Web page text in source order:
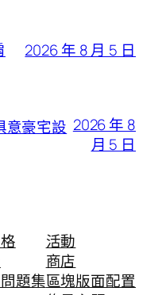
2026 年 8 月 5 日
意豪宅設 2026 年 8
月 5 日
題集
活動
商店
區塊版面配置